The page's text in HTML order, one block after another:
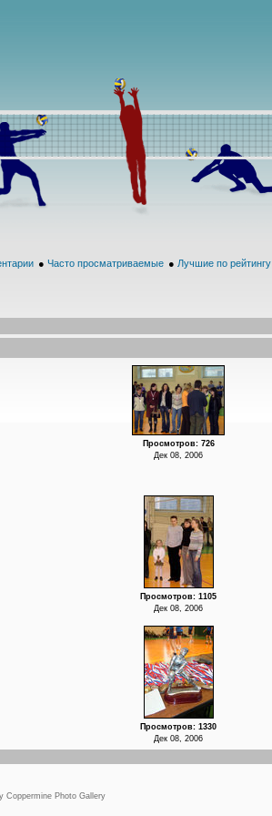
● Часто просматриваемые ● Лучшие по рейтингу
Просмотров: 726
Дек 08, 2006
Просмотров: 1105
Дек 08, 2006
Просмотров: 1330
Дек 08, 2006
Coppermine Photo Gallery